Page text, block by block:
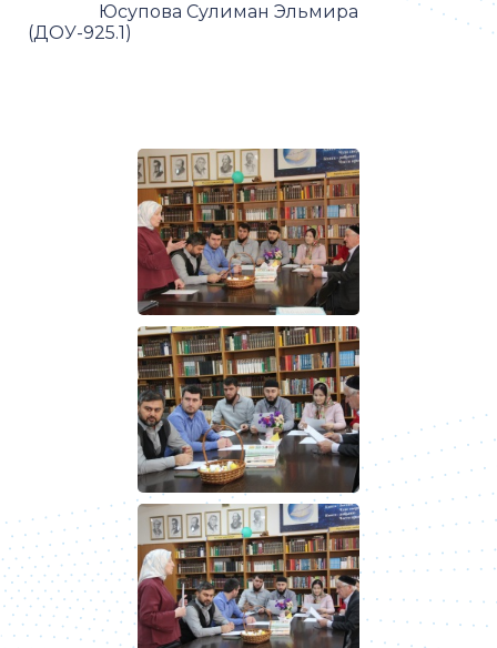
Юсупова Сулиман Эльмира
(ДОУ-925.1)